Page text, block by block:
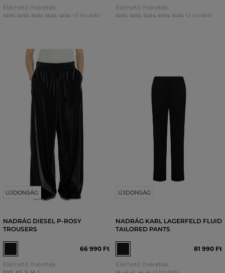
Elérhető méretek:
33/30, 32/32 33/32 35/32 42/32 +3 további
Elérhető méretek:
32/32 33/32 32/34, 33/34, 34/34 +2 további
ÚJDONSÁG
NADRÁG DIESEL P-ROSY
TROUSERS
66 990 Ft
Elérhető méretek:
ÚJDONSÁG
NADRÁG KARL LAGERFELD FLUID
TAILORED PANTS
81 990 Ft
Elérhető méretek: